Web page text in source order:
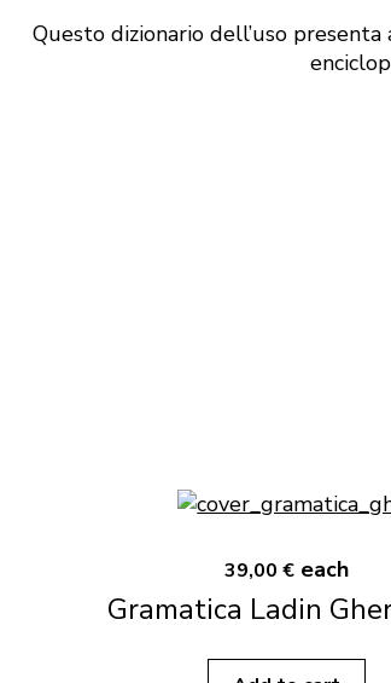
Questo dizionario dell’uso
39,00 € each
Gramatica Ladin